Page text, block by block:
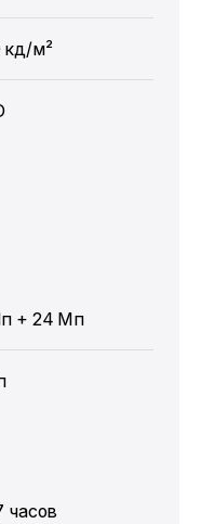
кд/м²
+ 24 Мп
часов